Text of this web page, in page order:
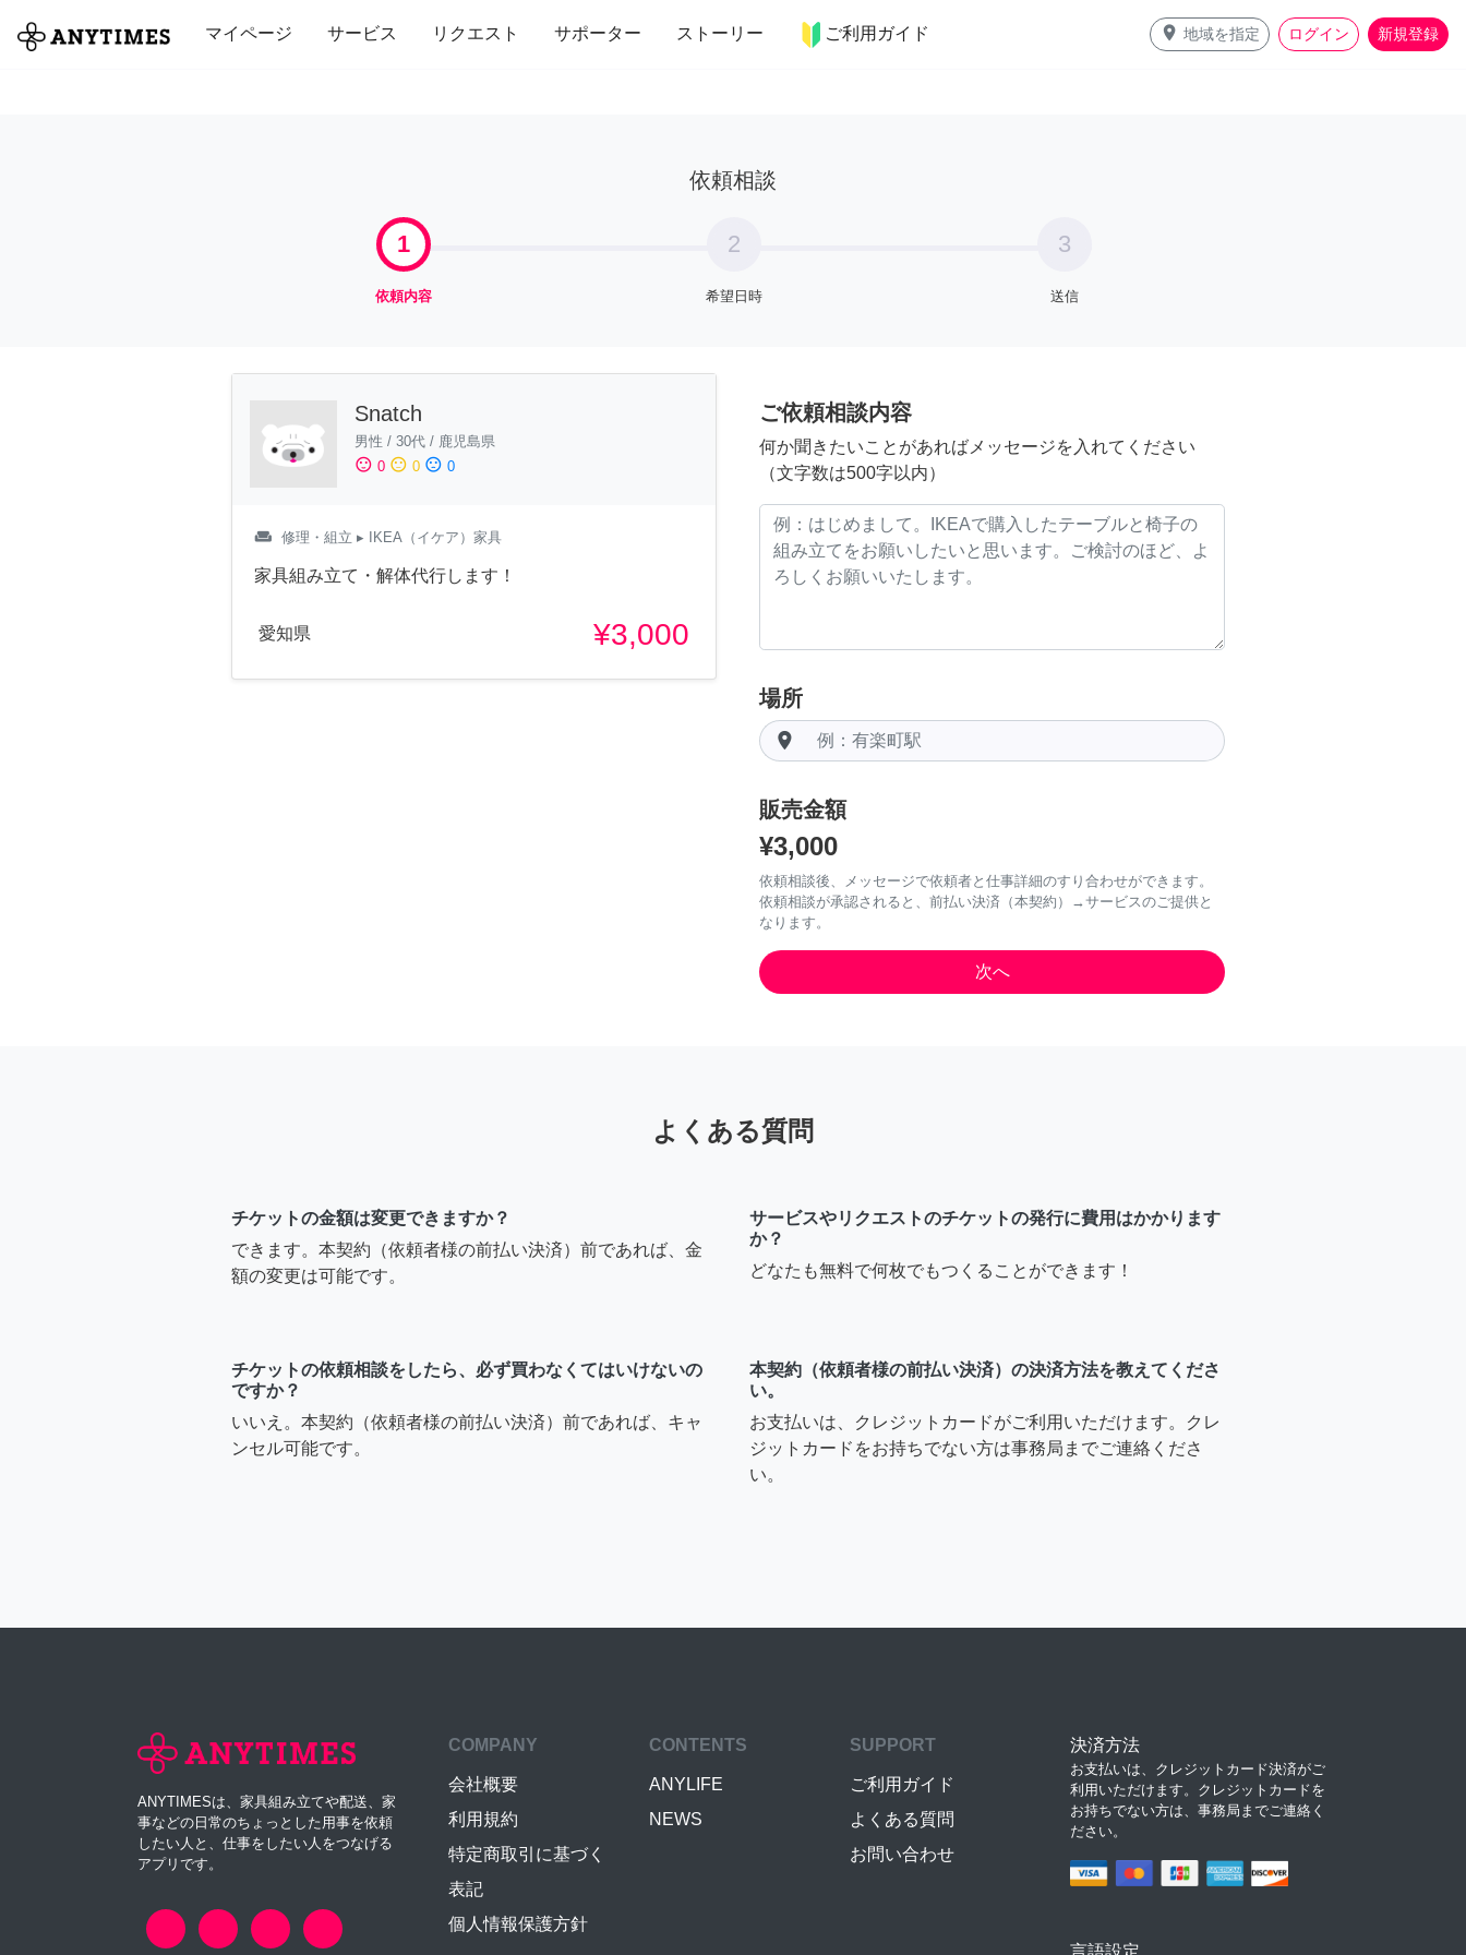
マイページ サービス リクエスト サポーター ストーリー ご利用ガイド place 地域を指定 ログイン 新規登録
全て 修理・組立 家事 引っ越し インテリア 趣味・習い事 ペット 料理
依頼相談
1
依頼内容
2
希望日時
3
送信
Snatch
男性 / 30代 / 鹿児島県
sentiment_satisfied 0 sentiment_neutral 0 sentiment_dissatisfied 0
weekend 修理・組立 ▸ IKEA（イケア）家具
家具組み立て・解体代行します！
愛知県 ¥3,000
ご依頼相談内容
何か聞きたいことがあればメッセージを入れてください
（文字数は500字以内）
場所
room
販売金額
¥3,000
依頼相談後、メッセージで依頼者と仕事詳細のすり合わせができます。
依頼相談が承認されると、前払い決済（本契約）→サービスのご提供と
なります。
よくある質問
チケットの金額は変更できますか？
できます。本契約（依頼者様の前払い決済）前であれば、金
額の変更は可能です。
サービスやリクエストのチケットの発行に費用はかかります
か？
どなたも無料で何枚でもつくることができます！
チケットの依頼相談をしたら、必ず買わなくてはいけないの
ですか？
いいえ。本契約（依頼者様の前払い決済）前であれば、キャ
ンセル可能です。
本契約（依頼者様の前払い決済）の決済方法を教えてくださ
い。
お支払いは、クレジットカードがご利用いただけます。クレ
ジットカードをお持ちでない方は事務局までご連絡くださ
い。
ANYTIMESは、家具組み立てや配送、家
事などの日常のちょっとした用事を依頼
したい人と、仕事をしたい人をつなげる
アプリです。
COMPANY
会社概要
利用規約
特定商取引に基づく
表記
個人情報保護方針
CONTENTS
ANYLIFE
NEWS
SUPPORT
ご利用ガイド
よくある質問
お問い合わせ
決済方法
お支払いは、クレジットカード決済がご
利用いただけます。クレジットカードを
お持ちでない方は、事務局までご連絡く
ださい。
言語設定